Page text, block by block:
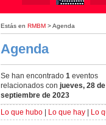
Estás en RMBM > Agenda
Agenda
Se han encontrado 1 eventos
relacionados con jueves, 28 de
septiembre de 2023
Lo que hubo
Lo que hay Lo